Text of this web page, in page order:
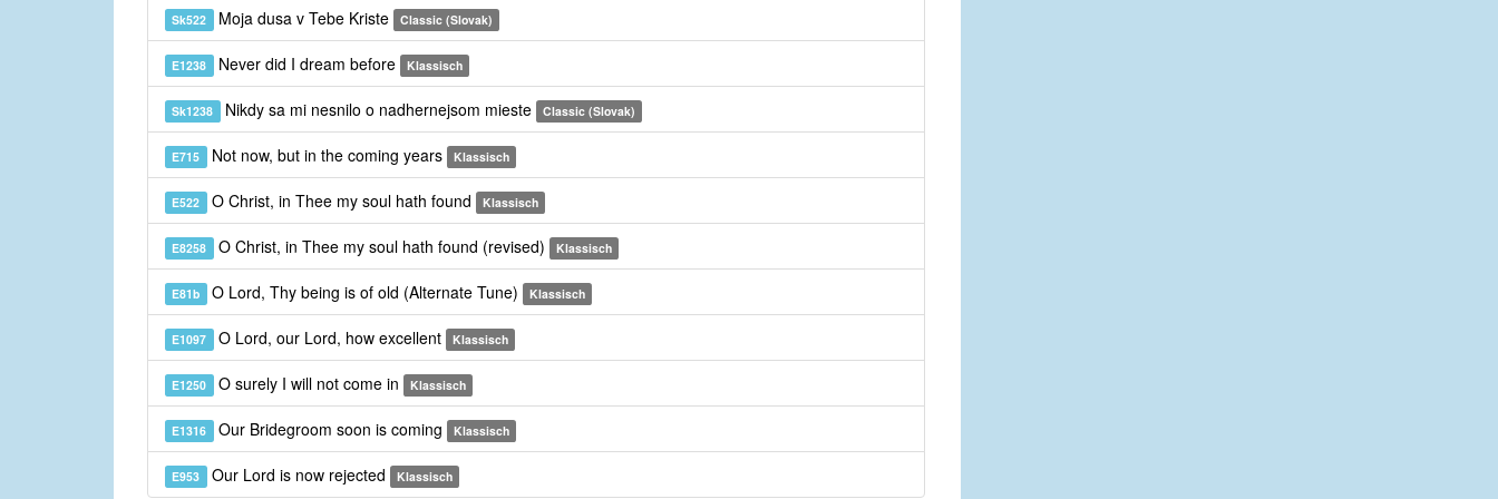
Sk522 Moja dusa v Tebe Kriste Classic (Slovak)
E1238 Never did I dream before Klassisch
Sk1238 Nikdy sa mi nesnilo o nadhernejsom mieste Classic (Slovak)
E715 Not now, but in the coming years Klassisch
E522 O Christ, in Thee my soul hath found Klassisch
E8258 O Christ, in Thee my soul hath found (revised) Klassisch
E81b O Lord, Thy being is of old (Alternate Tune) Klassisch
E1097 O Lord, our Lord, how excellent Klassisch
E1250 O surely I will not come in Klassisch
E1316 Our Bridegroom soon is coming Klassisch
E953 Our Lord is now rejected Klassisch